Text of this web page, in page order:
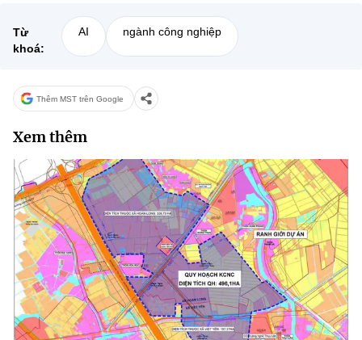
Từ
khoá:
AI ngành công nghiệp
Thêm MST trên Google
Xem thêm